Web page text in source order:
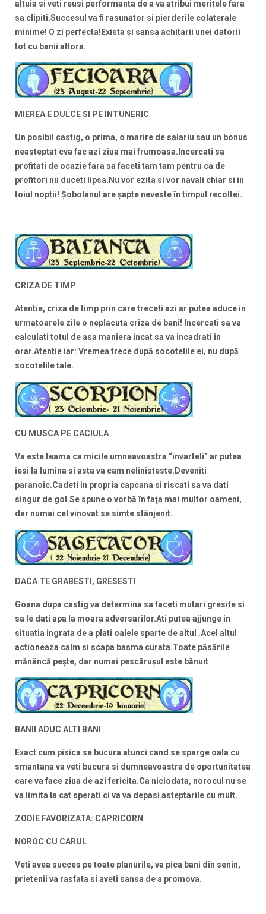
altuia si veti reusi performanta de a va atribui meritele fara
sa clipiti.Succesul va fi rasunator si pierderile colaterale
minime! O zi perfecta!Exista si sansa achitarii unei datorii
tot cu banii altora.
MIEREA E DULCE SI PE INTUNERIC
Un posibil castig, o prima, o marire de salariu sau un bonus
neasteptat cva fac azi ziua mai frumoasa.Incercati sa
profitati de ocazie fara sa faceti tam tam pentru ca de
profitori nu duceti lipsa.Nu vor ezita si vor navali chiar si in
toiul noptii! Şobolanul are şapte neveste în timpul recoltei.
CRIZA DE TIMP
Atentie, criza de timp prin care treceti azi ar putea aduce in
urmatoarele zile o neplacuta criza de bani! Incercati sa va
calculati totul de asa maniera incat sa va incadrati in
orar.Atentie iar: Vremea trece după socotelile ei, nu după
socotelile tale.
CU MUSCA PE CACIULA
Va este teama ca micile umneavoastra “invarteli” ar putea
iesi la lumina si asta va cam nelinisteste.Deveniti
paranoic.Cadeti in propria capcana si riscati sa va dati
singur de gol.Se spune o vorbă în faţa mai multor oameni,
dar numai cel vinovat se simte stânjenit.
DACA TE GRABESTI, GRESESTI
Goana dupa castig va determina sa faceti mutari gresite si
sa le dati apa la moara adversarilor.Ati putea ajjunge in
situatia ingrata de a plati oalele sparte de altul .Acel altul
actioneaza calm si scapa basma curata.Toate păsările
mănâncă peşte, dar numai pescăruşul este bănuit
BANII ADUC ALTI BANI
Exact cum pisica se bucura atunci cand se sparge oala cu
smantana va veti bucura si dumneavoastra de oportunitatea
care va face ziua de azi fericita.Ca niciodata, norocul nu se
va limita la cat sperati ci va va depasi asteptarile cu mult.
ZODIE FAVORIZATA: CAPRICORN
NOROC CU CARUL
Veti avea succes pe toate planurile, va pica bani din senin,
prietenii va rasfata si aveti sansa de a promova.